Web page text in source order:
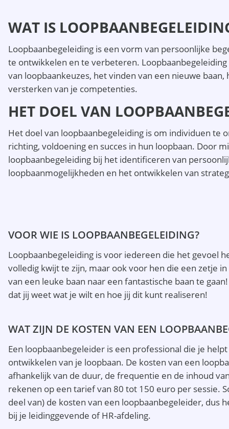
WAT IS
Loopbaanbegeleiding is een vorm van persoonlijke
te ontwikkelen en te verbeteren.
van loopbaankeuzes, het vinden van een nieuwe
versterken van je competenties.
HET DOEL VAN
Het doel van loopbaanbegeleiding is om individuen te
richting, voldoening en succes in hun loopbaan. Door
loopbaanbegeleiding bij het identificeren van
loopbaanmogelijkheden en het ontwikkelen van
VOOR WIE IS LOOPBAANBEGELEIDING?
Loopbaanbegeleiding is voor iedereen die het gevoel
volledig kwijt te zijn, maar ook voor hen die een zetje
van een leuke baan naar een fantastische baan te
dat jij weet wat je wilt en hoe jij dit kunt realiseren!
WAT ZIJN DE KOSTEN VAN EEN
Een loopbaanbegeleider is een professional die je
ontwikkelen van je loopbaan. De kosten van een
afhankelijk van de duur, de frequentie en de inhoud
rekenen op een tarief van 80 tot 150 euro per sessie.
deel van) de kosten van een loopbaanbegeleider, dus
bij je leidinggevende of HR-afdeling.